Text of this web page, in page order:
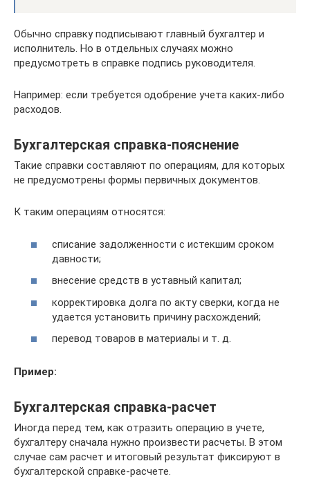
Обычно справку подписывают главный бухгалтер и
исполнитель. Но в отдельных случаях можно
предусмотреть в справке подпись руководителя.
Например: если требуется одобрение учета каких-либо
расходов.
Бухгалтерская справка-пояснение
Такие справки составляют по операциям, для которых
не предусмотрены формы первичных документов.
К таким операциям относятся:
списание задолженности с истекшим сроком
давности;
внесение средств в уставный капитал;
корректировка долга по акту сверки, когда не
удается установить причину расхождений;
перевод товаров в материалы и т. д.
Пример:
Бухгалтерская справка-расчет
Иногда перед тем, как отразить операцию в учете,
бухгалтеру сначала нужно произвести расчеты. В этом
случае сам расчет и итоговый результат фиксируют в
бухгалтерской справке-расчете.